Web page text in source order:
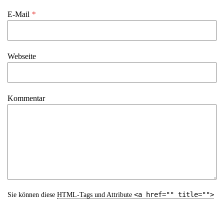
E-Mail *
Webseite
Kommentar
Sie können diese HTML-Tags und Attribute <a href="" title="">